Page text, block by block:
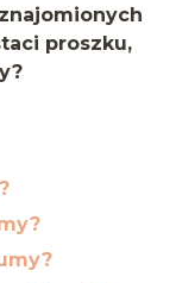
proszku,